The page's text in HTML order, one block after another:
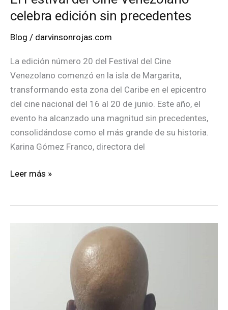
celebra edición sin precedentes
Blog / darvinsonrojas.com
La edición número 20 del Festival del Cine
Venezolano comenzó en la isla de Margarita,
transformando esta zona del Caribe en el epicentro
del cine nacional del 16 al 20 de junio. Este año, el
evento ha alcanzado una magnitud sin precedentes,
consolidándose como el más grande de su historia.
Karina Gómez Franco, directora del
El
Leer más »